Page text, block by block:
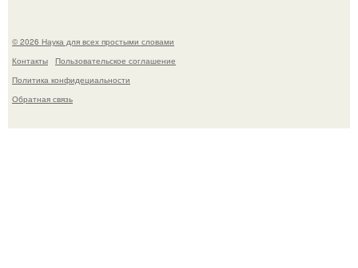
© 2026 Наука для всех простыми словами
Контакты
Пользовательское соглашение
Политика конфидециальности
Обратная связь